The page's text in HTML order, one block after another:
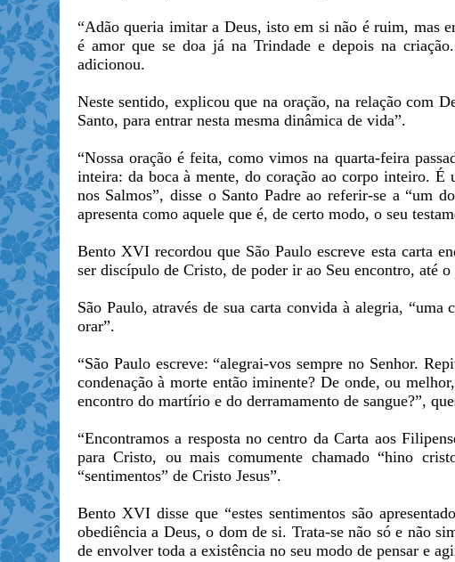
“Adão queria imitar a Deus, isto em si não é ruim, mas
é amor que se doa já na Trindade e depois na
adicionou.
Neste sentido, explicou que na oração, na relação com
Santo, para entrar nesta mesma dinâmica de vida”.
“Nossa oração é feita, como vimos na quarta-feira
inteira: da boca à mente, do coração ao corpo inteiro. É
nos Salmos”, disse o Santo Padre ao referir-se a “um
apresenta como aquele que é, de certo modo, o seu
Bento XVI recordou que São Paulo escreve esta carta
ser discípulo de Cristo, de poder ir ao Seu encontro, até
São Paulo, através de sua carta convida à alegria,
orar”.
“São Paulo escreve: “alegrai-vos sempre no Senhor.
condenação à morte então iminente? De onde, ou
encontro do martírio e do derramamento de sangue?”,
“Encontramos a resposta no centro da Carta aos
para Cristo, ou mais comumente chamado “hino
“sentimentos” de Cristo Jesus”.
Bento XVI disse que “estes sentimentos são
obediência a Deus, o dom de si. Trata-se não só e não
de envolver toda a existência no seu modo de pensar e